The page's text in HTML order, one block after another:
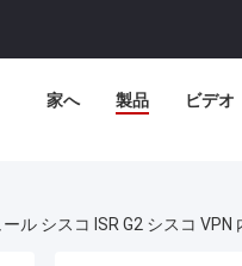
家へ 製品 ビデオ
ル シスコ ISR G2 シスコ